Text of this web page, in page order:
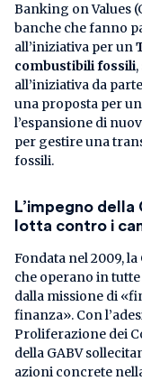
Banking on Values
banche che fanno
all’iniziativa per un
combustibili fossili
all’iniziativa da
una proposta per
l’espansione di
per gestire una
fossili.
L’impegno
lotta contro i
Fondata nel 2009,
che operano in
dalla missione di
finanza». Con
Proliferazione dei
della GABV
azioni concrete